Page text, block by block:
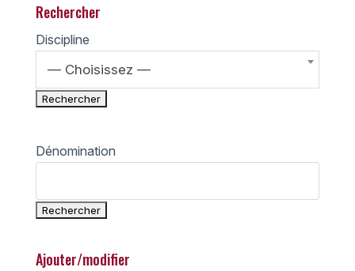
Rechercher
Discipline
— Choisissez —
Dénomination
Ajouter/modifier